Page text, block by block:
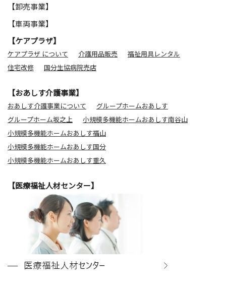
【卸売事業】
【車両事業】
【ケアプラザ】
ケアプラザ について 介護用品販売
福祉用具レンタル
住宅改修
国分生協病院売店
【おあしす介護事業】
おあしす介護事業について
グループホームおあしす
グループホーム坂之上
小規模多機能ホームおあしす南谷山
小規模多機能ホームおあしす福山
小規模多機能ホームおあしす国分
小規模多機能ホームおあしす重久
【医療福祉人材センター】